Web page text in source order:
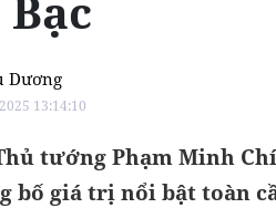
Dương
13:14:10
tướng Phạm Minh
bố giá trị nổi bật toàn